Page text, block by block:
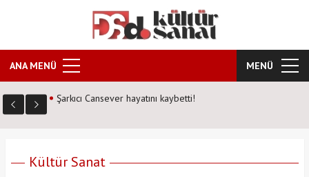
ANA MENÜ MENÜ
Kozalak Devri neden farklı? Senarist Harun Kevrek DS
Kültür Sanat